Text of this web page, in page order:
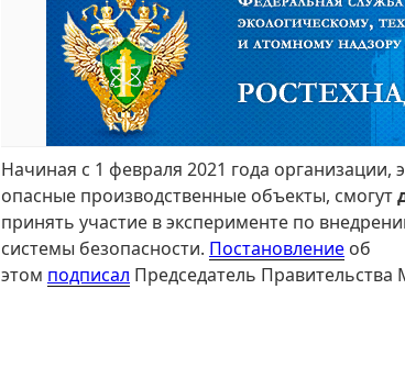
Начиная с 1 февраля 2021 года организации,
опасные производственные объекты, смогут
принять участие в эксперименте по
системы безопасности. Постановление об
этом подписал Председатель